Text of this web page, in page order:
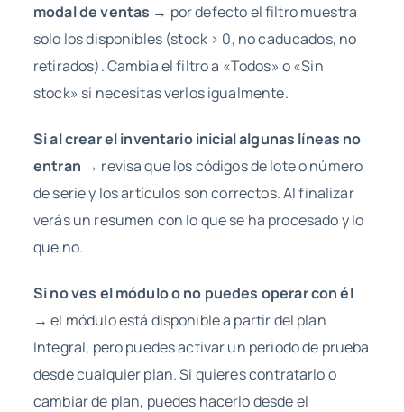
modal de ventas → por defecto el filtro muestra
solo los disponibles (stock > 0, no caducados, no
retirados). Cambia el filtro a «Todos» o «Sin
stock» si necesitas verlos igualmente.
Si al crear el inventario inicial algunas líneas no
entran → revisa que los códigos de lote o número
de serie y los artículos son correctos. Al finalizar
verás un resumen con lo que se ha procesado y lo
que no.
Si no ves el módulo o no puedes operar con él
→ el módulo está disponible a partir del plan
Integral, pero puedes activar un periodo de prueba
desde cualquier plan. Si quieres contratarlo o
cambiar de plan, puedes hacerlo desde el